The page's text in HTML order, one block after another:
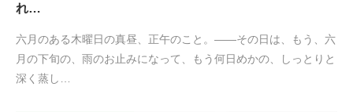
れ…
六月のある木曜日の真昼、正午のこと。——その日は、もう、六
月の下旬の、雨のお止みになって、もう何日めかの、しっとりと
深く蒸し…